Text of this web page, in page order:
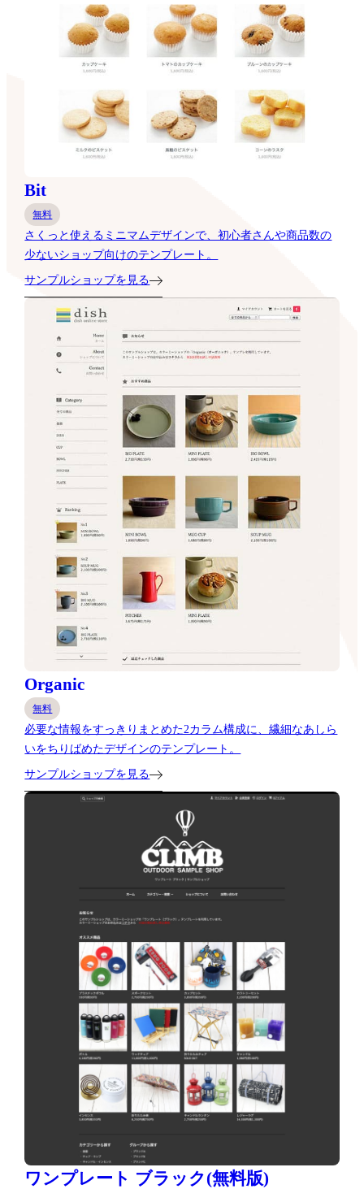
Bit
無料
さくっと使えるミニマムデザインで、初心者さんや商品数の
少ないショップ向けのテンプレート。
サンプルショップを見る
Organic
無料
必要な情報をすっきりまとめた2カラム構成に、繊細なあしら
いをちりばめたデザインのテンプレート。
サンプルショップを見る
ワンプレート ブラック(無料版)